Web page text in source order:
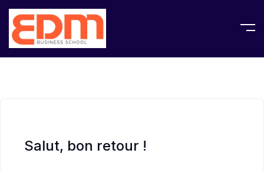
Salut, bon retour !